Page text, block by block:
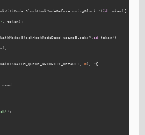
usingBlock:^(id
token){
, token);
usingBlock:^(id
token){
0), ^{
);